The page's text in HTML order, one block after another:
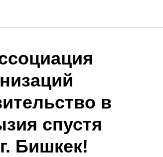
в
спустя
Бишкек!